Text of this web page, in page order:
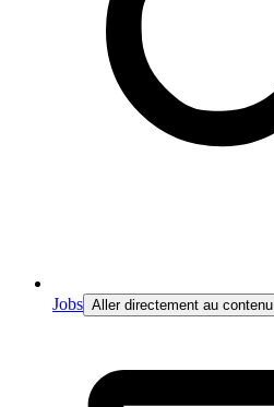
Jobs Aller directement au contenu